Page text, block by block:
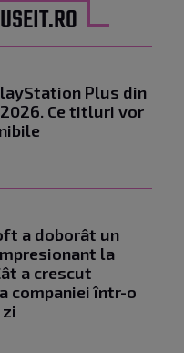
Plus din
Ce titluri vor
a doborât un
la
a crescut
companiei într-o